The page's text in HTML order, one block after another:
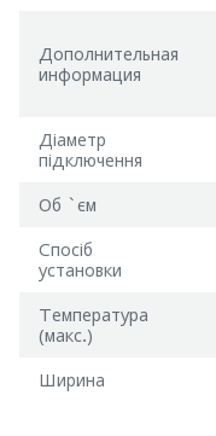
Дополнительная
информация
Діаметр
підключення
Об `єм
Спосіб
установки
Температура
(макс.)
Ширина